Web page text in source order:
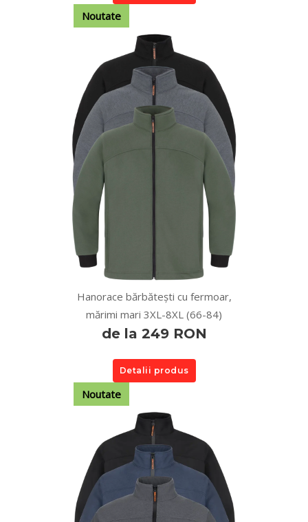
Noutate
Hanorace bărbătești cu fermoar,
mărimi mari 3XL-8XL (66-84)
de la 249 RON
Detalii produs
Noutate